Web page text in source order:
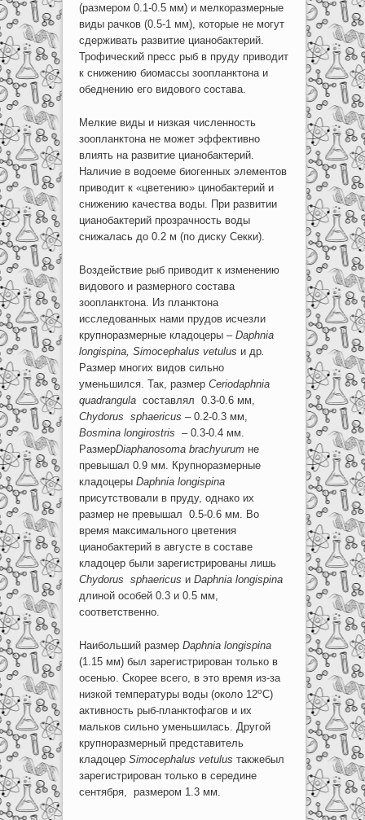
(размером 0.1-0.5 мм) и мелкоразмерные
виды рачков (0.5-1 мм), которые не могут
сдерживать развитие цианобактерий.
Трофический пресс рыб в пруду приводит
к снижению биомассы зоопланктона и
обеднению его видового состава.
Мелкие виды и низкая численность
зоопланктона не может эффективно
влиять на развитие цианобактерий.
Наличие в водоеме биогенных элементов
приводит к «цветению» цинобактерий и
снижению качества воды. При развитии
цианобактерий прозрачность воды
снижалась до 0.2 м (по диску Секки).
Воздействие рыб приводит к изменению
видового и размерного состава
зоопланктона. Из планктона
исследованных нами прудов исчезли
крупноразмерные кладоцеры – Daphnia
longispina, Simocephalus vetulus и др.
Размер многих видов сильно
уменьшился. Так, размер Ceriodaphnia
quadrangulaсоставлял 0.3-0.6 мм,
Chydorus sphaericus – 0.2-0.3 мм,
Bosmina longirostris – 0.3-0.4 мм.
РазмерDiaphanosoma brachyurumне
превышал 0.9 мм. Крупноразмерные
кладоцеры Daphnia longispina
присутствовали в пруду, однако их
размер не превышал 0.5-0.6 мм. Во
время максимального цветения
цианобактерий в августе в составе
кладоцер были зарегистрированы лишь
Chydorus sphaericus и Daphnia longispina
длиной особей 0.3 и 0.5 мм,
соответственно.
Наибольший размер Daphnia longispina
(1.15 мм) был зарегистрирован только в
осенью. Скорее всего, в это время из-за
низкой температуры воды (около 12оС)
активность рыб-планктофагов и их
мальков сильно уменьшилась. Другой
крупноразмерный представитель
кладоцер Simocephalus vetulus такжебыл
зарегистрирован только в середине
сентября, размером 1.3 мм.